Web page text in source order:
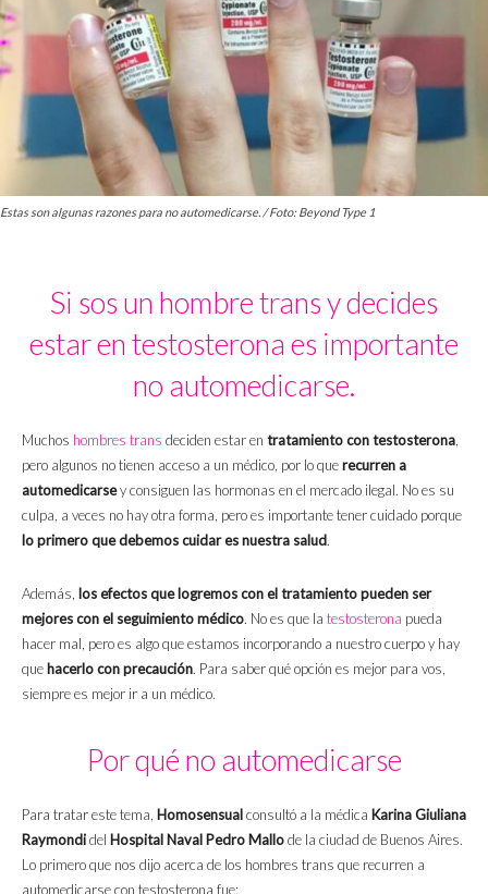
Estas son algunas razones para no automedicarse. / Foto: Beyond Type 1
Si sos un hombre trans y decides
estar en testosterona es importante
no automedicarse.
Muchos hombres trans deciden estar en tratamiento con testosterona,
pero algunos no tienen acceso a un médico, por lo querecurren a
automedicarsey consiguen las hormonas en el mercado ilegal. No es su
culpa, a veces no hay otra forma, pero es importante tener cuidado porque
lo primero que debemos cuidar es nuestra salud.
Además, los efectos que logremos con el tratamiento pueden ser
mejores con el seguimiento médico. No es que la testosterona pueda
hacer mal, pero es algo que estamos incorporando a nuestro cuerpo y hay
que hacerlo con precaución. Para saber qué opción es mejor para vos,
siempre es mejor ir a un médico.
Por qué no automedicarse
Para tratar este tema, Homosensualconsultó a la médica Karina Giuliana
Raymondidel Hospital Naval Pedro Mallode la ciudad de Buenos Aires.
Lo primero que nos dijo acerca de los hombres trans que recurren a
automedicarse con testosterona fue: